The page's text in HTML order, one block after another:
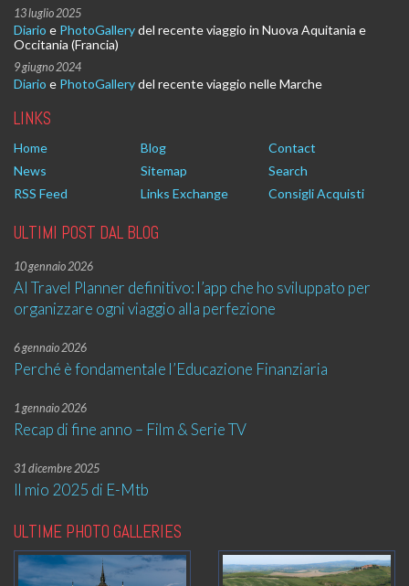
13 luglio 2025
Diario e PhotoGallerydel recente viaggio in Nuova Aquitania e
Occitania (Francia)
9 giugno 2024
Diario e PhotoGallerydel recente viaggio nelle Marche
LINKS
Home Blog
Contact
News
Sitemap
Search
RSS Feed
Links Exchange Consigli Acquisti
ULTIMI POST DAL BLOG
10 gennaio 2026
AI Travel Planner definitivo: l’app che ho sviluppato per
organizzare ogni viaggio alla perfezione
6 gennaio 2026
Perché è fondamentale l’Educazione Finanziaria
1 gennaio 2026
Recap di fine anno – Film & Serie TV
31 dicembre 2025
Il mio 2025 di E-Mtb
ULTIME PHOTO GALLERIES